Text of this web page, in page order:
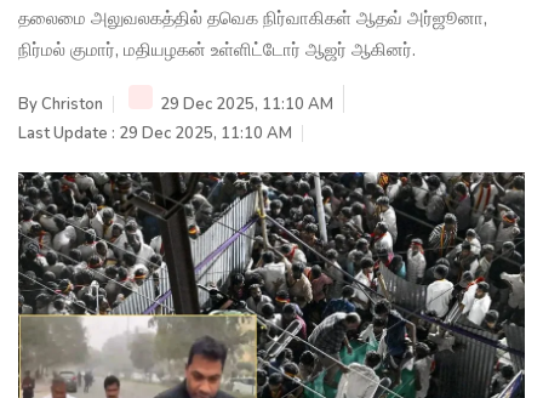
தலைமை அலுவலகத்தில் தவெக நிர்வாகிகள் ஆதவ் அர்ஜூனா,
நிர்மல் குமார், மதியழகன் உள்ளிட்டோர் ஆஜர் ஆகினர்.
ByChriston
29 Dec 2025, 11:10 AM
Last Update : 29 Dec 2025, 11:10 AM